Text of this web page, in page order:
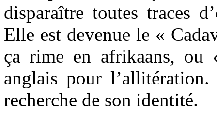
disparaître toutes traces
Elle est devenue le «
ça rime en afrikaans, ou
anglais pour
recherche de son identité.